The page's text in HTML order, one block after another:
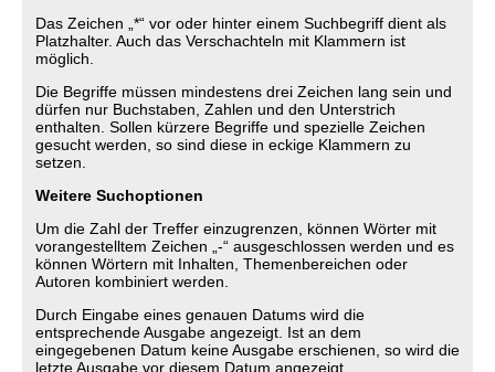
Das Zeichen „*“ vor oder hinter einem Suchbegriff dient als
Platzhalter. Auch das Verschachteln mit Klammern ist
möglich.
Die Begriffe müssen mindestens drei Zeichen lang sein und
dürfen nur Buchstaben, Zahlen und den Unterstrich
enthalten. Sollen kürzere Begriffe und spezielle Zeichen
gesucht werden, so sind diese in eckige Klammern zu
setzen.
Weitere Suchoptionen
Um die Zahl der Treffer einzugrenzen, können Wörter mit
vorangestelltem Zeichen „-“ ausgeschlossen werden und es
können Wörtern mit Inhalten, Themenbereichen oder
Autoren kombiniert werden.
Durch Eingabe eines genauen Datums wird die
entsprechende Ausgabe angezeigt. Ist an dem
eingegebenen Datum keine Ausgabe erschienen, so wird die
letzte Ausgabe vor diesem Datum angezeigt.